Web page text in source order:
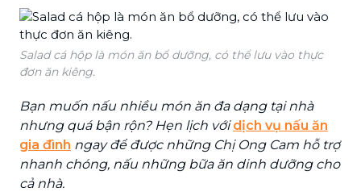
Salad cá hộp là món ăn bổ dưỡng, có thể lưu vào thực
đơn ăn kiêng.
Bạn muốn nấu nhiều món ăn đa dạng tại nhà
nhưng quá bận rộn? Hẹn lịch vớidịch vụ nấu ăn
gia đình ngay để được những Chị Ong Cam hỗ trợ
nhanh chóng, nấu những bữa ăn dinh dưỡng cho
cả nhà.